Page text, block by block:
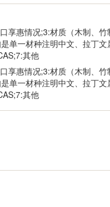
享惠情况;3:材质（木制、
单一材种注明中文、拉丁文
其他
享惠情况;3:材质（木制、
单一材种注明中文、拉丁文
其他